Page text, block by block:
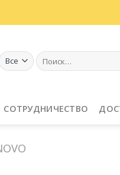
Искать:
СОТРУДНИЧЕСТВО